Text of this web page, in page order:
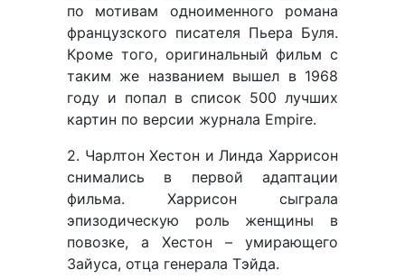
по мотивам одноименного романа
французского писателя Пьера Буля.
Кроме того, оригинальный фильм с
таким же названием вышел в 1968
году и попал в список 500 лучших
картин по версии журнала Empire.
2. Чарлтон Хестон и Линда Харрисон
снимались в первой адаптации
фильма. Харрисон сыграла
эпизодическую роль женщины в
повозке, а Хестон – умирающего
Зайуса, отца генерала Тэйда.